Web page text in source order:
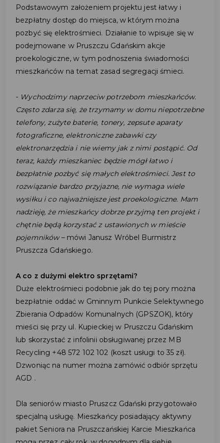
Podstawowym założeniem projektu jest łatwy i
bezpłatny dostęp do miejsca, w którym można
pozbyć się elektrośmieci. Działanie to wpisuje się w
podejmowane w Pruszczu Gdańskim akcje
proekologiczne, w tym podnoszenia świadomości
mieszkańców na temat zasad segregacji śmieci.
- Wychodzimy naprzeciw potrzebom mieszkańców.
Często zdarza się, że trzymamy w domu niepotrzebne
telefony, zużyte baterie, tonery, zepsute aparaty
fotograficzne, elektroniczne zabawki czy
elektronarzędzia i nie wiemy jak z nimi postąpić. Od
teraz, każdy mieszkaniec będzie mógł łatwo i
bezpłatnie pozbyć się małych elektrośmieci. Jest to
rozwiązanie bardzo przyjazne, nie wymaga wiele
wysiłku i co najważniejsze jest proekologiczne. Mam
nadzieję, że mieszkańcy dobrze przyjmą ten projekt i
chętnie będą korzystać z ustawionych w mieście
pojemników– mówi Janusz Wróbel Burmistrz
Pruszcza Gdańskiego.
A co z dużymi elektro sprzętami?
Duże elektrośmieci podobnie jak do tej pory można
bezpłatnie oddać w Gminnym Punkcie Selektywnego
Zbierania Odpadów Komunalnych (GPSZOK), który
mieści się przy ul. Kupieckiej w Pruszczu Gdańskim
lub skorzystać z infolinii obsługiwanej przez MB
Recycling +48 572 102 102 (koszt usługi to 35 zł).
Dzwoniąc na numer można zamówić odbiór sprzętu
AGD .
Dla seniorów miasto Pruszcz Gdański przygotowało
specjalną usługę. Mieszkańcy posiadający aktywny
pakiet Seniora na Pruszczańskiej Karcie Mieszkańca